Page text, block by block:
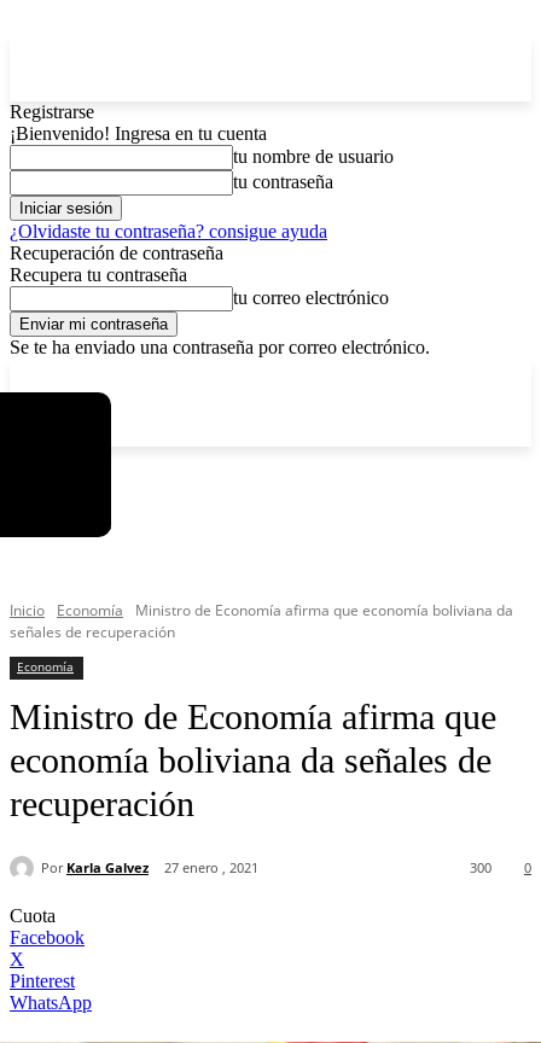
Registrarse
¡Bienvenido! Ingresa en tu cuenta
tu nombre de usuario
tu contraseña
¿Olvidaste tu contraseña? consigue ayuda
Recuperación de contraseña
Recupera tu contraseña
tu correo electrónico
Se te ha enviado una contraseña por correo electrónico.
Inicio Economía
Ministro de Economía afirma que economía boliviana da
señales de recuperación
Economía
Ministro de Economía afirma que
economía boliviana da señales de
recuperación
Por Karla Galvez 27 enero , 2021 0
300
Cuota
Facebook
X
Pinterest
WhatsApp